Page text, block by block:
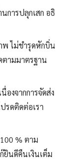
การปลุกเสก อธิ
พ ไม่ชำรุดหักบิ่น
ามมาตรฐาน
องจากการจัดส่ง
รดติดต่อเรา
% ตาม
ยินดีคืนเงินเต็ม